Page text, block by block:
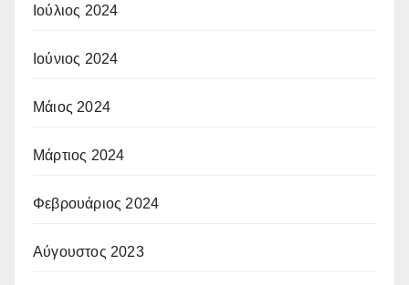
Ιούλιος 2024
Ιούνιος 2024
Μάιος 2024
Μάρτιος 2024
Φεβρουάριος 2024
Αύγουστος 2023